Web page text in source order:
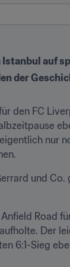
auf
der
den FC
nur
und
Road
Der
6:1-Sieg